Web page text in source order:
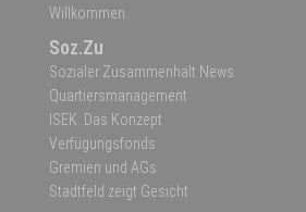
Willkommen
Soz.Zu
Sozialer Zusammenhalt News
Quartiersmanagement
ISEK: Das Konzept
Verfügungsfonds
Gremien und AGs
Stadtfeld zeigt Gesicht